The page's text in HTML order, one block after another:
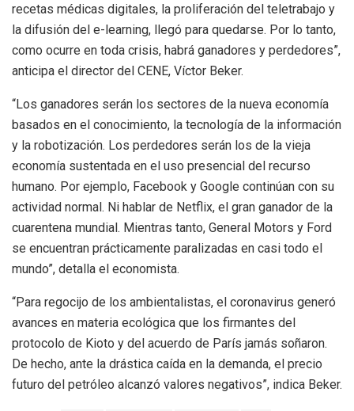
recetas médicas digitales, la proliferación del teletrabajo y
la difusión del e-learning, llegó para quedarse. Por lo tanto,
como ocurre en toda crisis, habrá ganadores y perdedores”,
anticipa el director del CENE, Víctor Beker.
“Los ganadores serán los sectores de la nueva economía
basados en el conocimiento, la tecnología de la información
y la robotización. Los perdedores serán los de la vieja
economía sustentada en el uso presencial del recurso
humano. Por ejemplo, Facebook y Google continúan con su
actividad normal. Ni hablar de Netflix, el gran ganador de la
cuarentena mundial. Mientras tanto, General Motors y Ford
se encuentran prácticamente paralizadas en casi todo el
mundo”, detalla el economista.
“Para regocijo de los ambientalistas, el coronavirus generó
avances en materia ecológica que los firmantes del
protocolo de Kioto y del acuerdo de París jamás soñaron.
De hecho, ante la drástica caída en la demanda, el precio
futuro del petróleo alcanzó valores negativos”, indica Beker.